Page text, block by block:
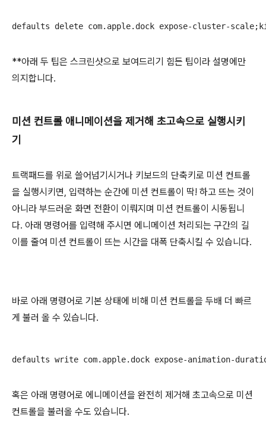
defaults delete com.apple.dock expose-cluster-
**아래 두 팁은 스크린샷으로 보여드리기 힘든 팁이라 설명에만
의지합니다.
미션 컨트롤 애니메이션을 제거해 초고속으로 실행시키
기
트랙패드를 위로 쓸어넘기시거나 키보드의 단축키로 미션 컨트롤
을 실행시키면, 입력하는 순간에 미션 컨트롤이 딱! 하고 뜨는 것이
아니라 부드러운 화면 전환이 이뤄지며 미션 컨트롤이 시동됩니
다. 아래 명령어를 입력해 주시면 에니메이션 처리되는 구간의 길
이를 줄여 미션 컨트롤이 뜨는 시간을 대폭 단축시킬 수 있습니다.
바로 아래 명령어로 기본 상태에 비해 미션 컨트롤을 두배 더 빠르
게 불러 올 수 있습니다.
defaults write com.apple.dock expose-animation-
혹은 아래 명령어로 에니메이션을 완전히 제거해 초고속으로 미션
컨트롤을 불러올 수도 있습니다.